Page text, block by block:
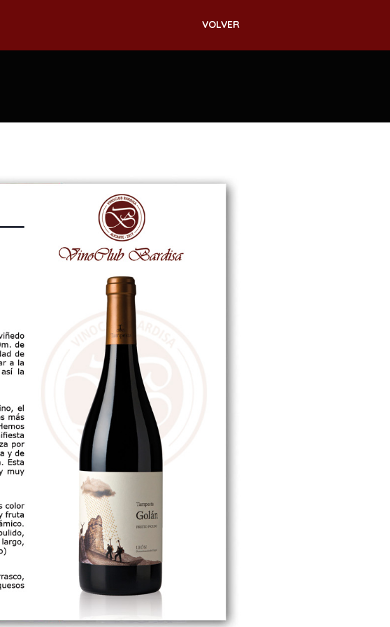
VOLVER